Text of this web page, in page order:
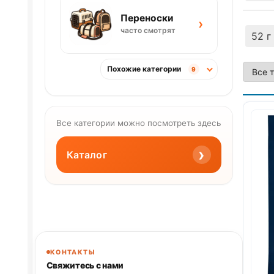
52 г
Переноски
часто смотрят ›
Похожие категории 9
Все категории можно посмотреть здесь
Каталог ›
КОНТАКТЫ
Свяжитесь с нами